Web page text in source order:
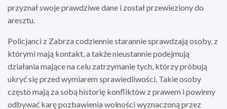
przyznał swoje prawdziwe dane i został przewieziony do
aresztu.
Policjanci z Zabrza codziennie starannie sprawdzają osoby, z
którymi mają kontakt, a także nieustannie podejmują
działania mające na celu zatrzymanie tych, którzy próbują
ukryć się przed wymiarem sprawiedliwości. Takie osoby
często mają za sobą historię konfliktów z prawem i powinny
odbywać karę pozbawienia wolności wyznaczoną przez